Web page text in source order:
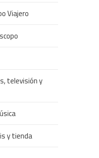
Viajero
televisión y
y tienda